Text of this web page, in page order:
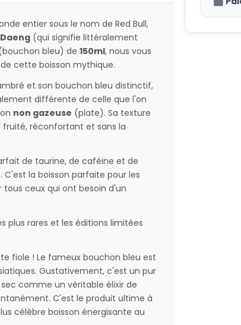
entier sous le nom de Red Bull,
(qui signifie littéralement
bleu) de 150ml, nous vous
cette boisson mythique.
et son bouchon bleu distinctif,
différente de celle que l'on
non gazeuse (plate). Sa texture
réconfortant et sans la
de taurine, de caféine et de
la boisson parfaite pour les
ceux qui ont besoin d'un
plus rares et les éditions limitées
fiole ! Le fameux bouchon bleu est
Gustativement, c'est un pur
comme un véritable élixir de
C'est le produit ultime à
célèbre boisson énergisante au